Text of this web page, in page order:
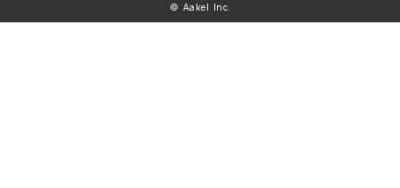
© Aakel Inc.